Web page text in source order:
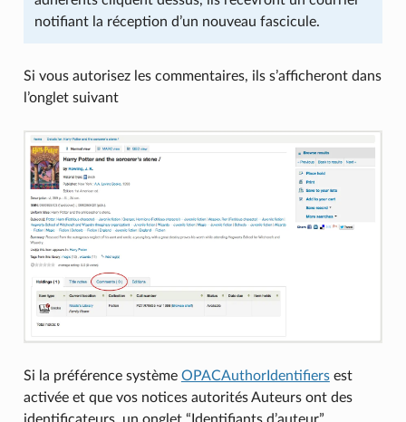
notifiant la réception d’un nouveau fascicule.
Si vous autorisez les commentaires, ils s’afficheront dans
l’onglet suivant
Si la préférence système OPACAuthorIdentifiersest
activée et que vos notices autorités Auteurs ont des
identificateurs, un onglet “Identifiants d’auteur”